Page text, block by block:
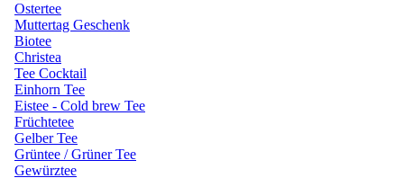
Ostertee
Muttertag Geschenk
Biotee
Christea
Tee Cocktail
Einhorn Tee
Eistee - Cold brew Tee
Früchtetee
Gelber Tee
Grüntee / Grüner Tee
Gewürztee